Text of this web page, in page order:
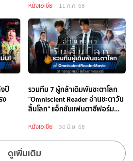
หนังเอเชีย 11 ก.ค. 68
ปี
ง
รวมทีม 7 ผู้กล้าเดิมพันชะตาโลก
"Omniscient Reader อ่านชะตาวัน
สิ้นโลก" แอ็กชันแฟนตาซีฟอร์ม
หนังเอเชีย 30 มิ.ย. 68
ดูเพิ่มเติม